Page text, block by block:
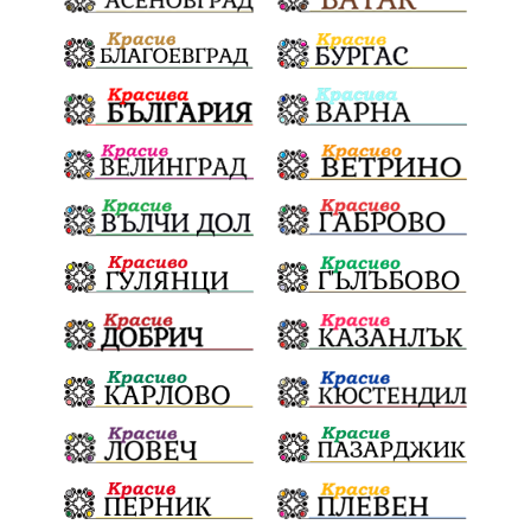
Мечтатели Школата по атракционни изкуства
Сметище Ток Майчинство Полиция
проф. Атанас Семов Демокрация безводие
щастливо децтво Българския патриарх Даниил
Фолклор Инфлация Елин Пелин
Световна купа Мафия Правителство
Благотворителност Събития
Българска патриаршия СВетли празници
Криминално Творчество Тръмп
Ценности Европейска комисия